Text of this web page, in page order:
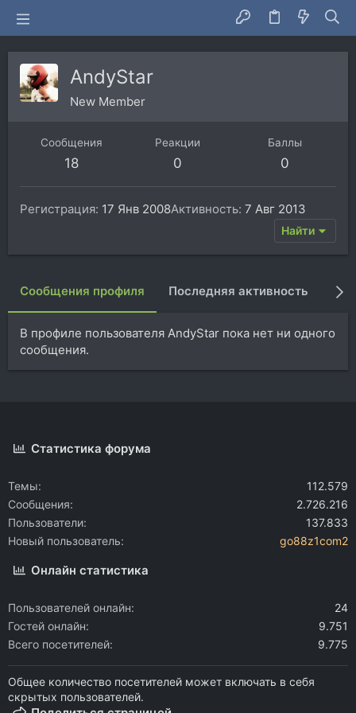
AndyStar
New Member
Сообщения
18
Реакции
0
Баллы
0
Регистрация 17 Янв 2008Активность 7 Авг 2013
Найти
Сообщения профиля Последняя активность
В профиле пользователя AndyStar пока нет ни одного
сообщения.
Статистика форума
Темы
112.579
Сообщения
2.726.216
Пользователи
137.833
Новый пользователь
go88z1com2
Онлайн статистика
Пользователей онлайн
24
Гостей онлайн
9.751
Всего посетителей
9.775
Общее количество посетителей может включать в себя
скрытых пользователей.